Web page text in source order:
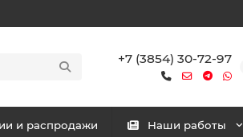
+7 (3854) 30-72-97
и распродажи Наши работы